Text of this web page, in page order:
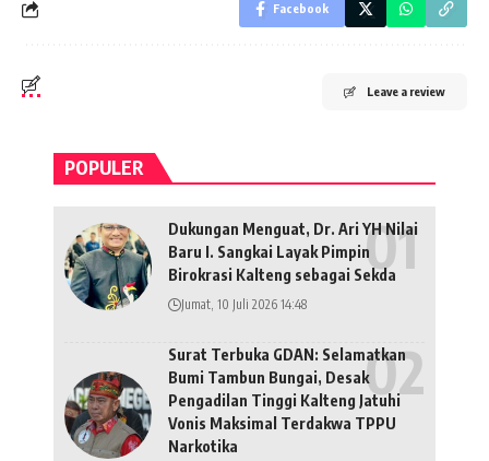
Facebook
Leave a review
POPULER
Dukungan Menguat, Dr. Ari YH Nilai
Baru I. Sangkai Layak Pimpin
Birokrasi Kalteng sebagai Sekda
Jumat, 10 Juli 2026 14:48
Surat Terbuka GDAN: Selamatkan
Bumi Tambun Bungai, Desak
Pengadilan Tinggi Kalteng Jatuhi
Vonis Maksimal Terdakwa TPPU
Narkotika